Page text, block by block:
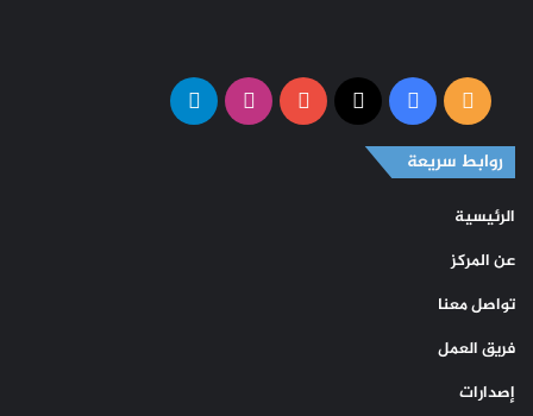
ملخص
الموقع
فيسبوك
‫X
‫YouTubeانستقرامتيلقرام
روابط سريعة
الرئيسية
عن المركز
تواصل معنا
فريق العمل
إصدارات